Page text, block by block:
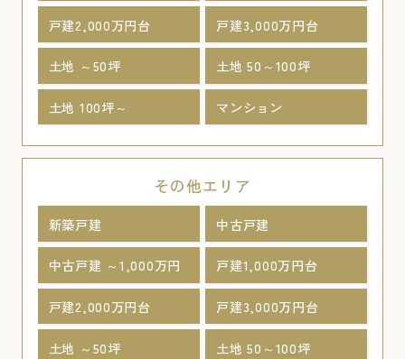
戸建2,000万円台 戸建3,000万円台
土地 ～50坪 土地 50～100坪
土地 100坪～ マンション
その他エリア
新築戸建 中古戸建
中古戸建 ～1,000万円 戸建1,000万円台
戸建2,000万円台 戸建3,000万円台
土地 ～50坪 土地 50～100坪